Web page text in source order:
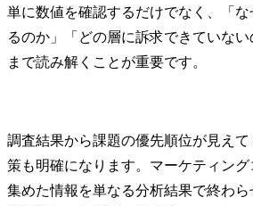
単に数値を確認するだけでなく、「
るのか」「どの層に訴求できていな
まで読み解くことが重要です。
調査結果から課題の優先順位が見え
策も明確になります。マーケティング
集めた情報を単なる分析結果で終わ